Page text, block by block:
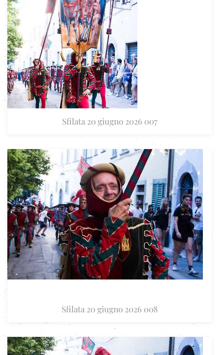
Sfilata 20 giugno 2026 007
Sfilata 20 giugno 2026 008